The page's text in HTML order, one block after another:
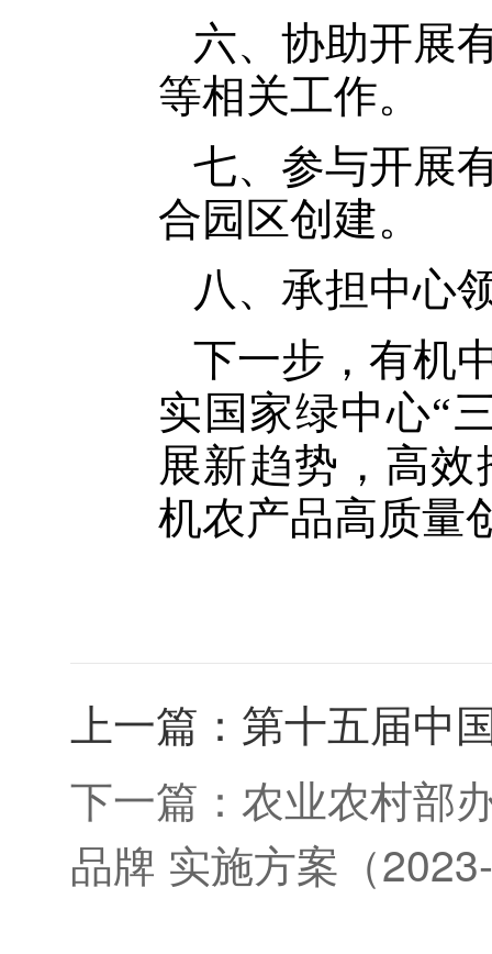
六、协助开展
等相关工作。
七、参与开展
合园区创建。
八、承担中心
下一步，有机
实国家绿中心“
展新趋势，高
机农产品高质量
上一篇： 第十五届中
下一篇： 农业农村部
品牌 实施方案（